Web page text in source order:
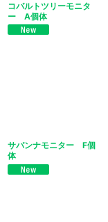
コバルトツリーモニタ
ー A個体
サバンナモニター F個
体